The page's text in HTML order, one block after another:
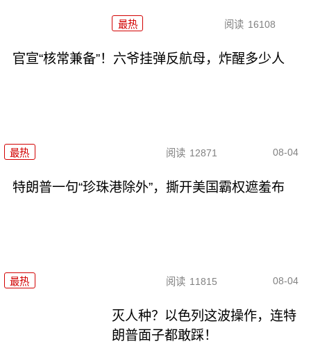
最热 阅读 16108
官宣“核常兼备”！六爷挂弹反航母，炸醒多少人
最热 阅读 12871 08-04
特朗普一句“珍珠港除外”，撕开美国霸权遮羞布
最热 阅读 11815 08-04
灭人种？以色列这波操作，连特
朗普面子都敢踩！